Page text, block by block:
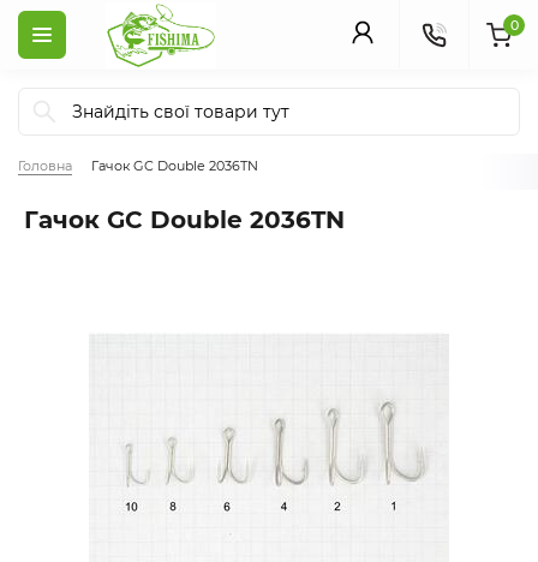
0
Головна Гачок GC Double 2036TN
Гачок GC Double 2036TN